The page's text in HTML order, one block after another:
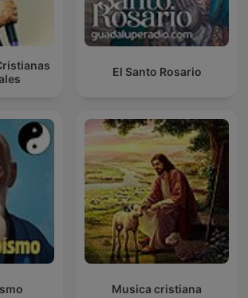
El Santo Rosario
Musica cristiana